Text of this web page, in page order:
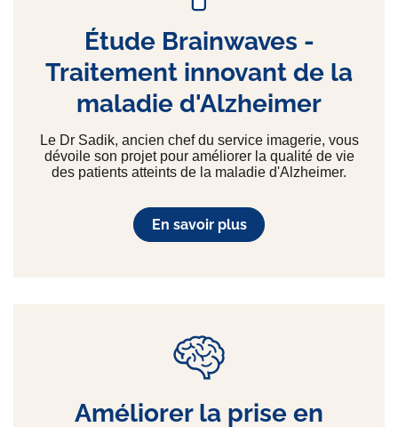
Étude Brainwaves -
Traitement innovant de la
maladie d'Alzheimer
Le Dr Sadik, ancien chef du service imagerie, vous
dévoile son projet pour améliorer la qualité de vie
des patients atteints de la maladie d'Alzheimer.
En savoir plus
Améliorer la prise en